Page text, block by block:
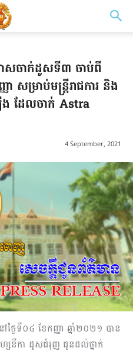
កាសចាក់ដូសទី៣ ចាប់ពី
សម្រាប់មន្រ្តីរាជការ និង
ង ដែលចាក់ Astra
4 September, 2021
ថ្ងៃទី០៤ ខែកញ្ញា ឆ្នាំ២០២១ បាន
សែនីកា ដូសជំរុញ ជូនដល់ថ្នាក់